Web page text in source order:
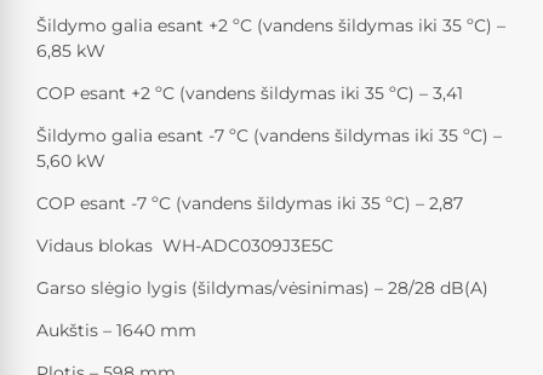
Šildymo galia esant +2 ºC (vandens šildymas iki 35 ºС) –
6,85 kW
COP esant +2 ºC (vandens šildymas iki 35 ºС) – 3,41
Šildymo galia esant -7 ºC (vandens šildymas iki 35 ºС) –
5,60 kW
COP esant -7 ºC (vandens šildymas iki 35 ºС) – 2,87
Vidaus blokas WH-ADC0309J3E5C
Garso slėgio lygis (šildymas/vėsinimas) – 28/28 dB(A)
Aukštis – 1640 mm